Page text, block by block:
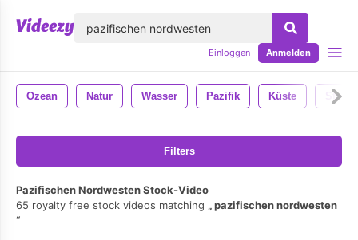
Einloggen Anmelden
Ozean Natur Wasser Pazifik Küste Strand
Filters
Pazifischen Nordwesten Stock-Video
65 royalty free stock videos matching
pazifischen nordwesten